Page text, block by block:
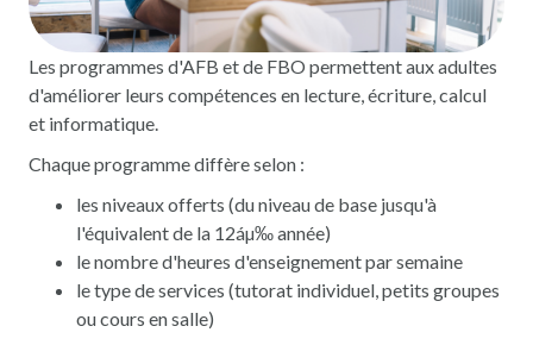
Les programmes d'AFB et de FBO permettent aux adultes
d'améliorer leurs compétences en lecture, écriture, calcul
et informatique.
Chaque programme diffère selon :
les niveaux offerts (du niveau de base jusqu'à
l'équivalent de la 12áµ‰ année)
le nombre d'heures d'enseignement par semaine
le type de services (tutorat individuel, petits groupes
ou cours en salle)